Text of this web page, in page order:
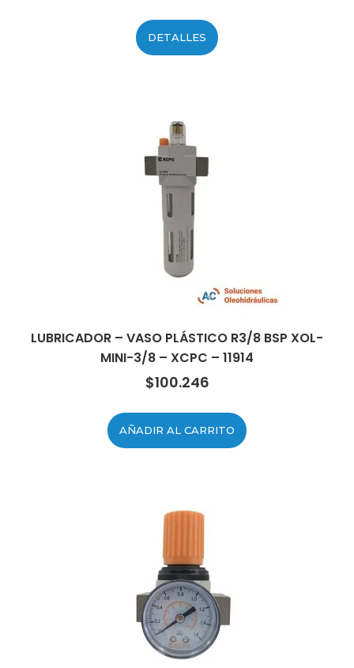
DETALLES
LUBRICADOR – VASO PLÁSTICO R3/8 BSP XOL-
MINI-3/8 – XCPC – 11914
$100.246
AÑADIR AL CARRITO